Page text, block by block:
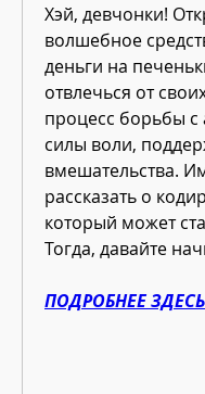
Хэй, девчонки!
волшебное
деньги на
отвлечься от
процесс борьбы с
силы воли,
вмешательства.
рассказать о
который может
Тогда, давайте
ПОДРОБНЕЕ ЗДЕСЬ